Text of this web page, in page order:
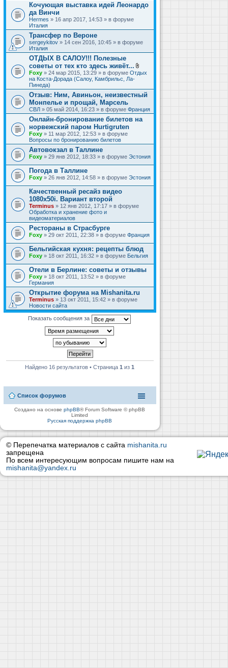
Кочующая выставка идей Леонардо
да Винчи
Hermes » 16 апр 2017, 14:53 » в форуме
Италия
Трансфер по Вероне
sergeykitov » 14 сен 2016, 10:45 » в форуме
Италия
ОТДЫХ В САЛОУ!!! Полезные
советы от тех кто здесь живёт...
В
л
ж
е
и
я
Foxy » 24 мар 2015, 13:29 » в форуме Отдых
на Коста-Дорада (Салоу, Камбрильс, Ла-
Пинеда)
Отзыв: Ним, Авиньон, неизвестный
Монпелье и прощай, Марсель
СВЛ » 05 май 2014, 16:23 » в форуме Франция
Онлайн-бронирование билетов на
норвежский паром Hurtigruten
Foxy » 11 мар 2012, 12:53 » в форуме
Вопросы по бронированию билетов
Автовокзал в Таллине
Foxy » 29 янв 2012, 18:33 » в форуме Эстония
Погода в Таллине
Foxy » 26 янв 2012, 14:58 » в форуме Эстония
Качественный ресайз видео
1080x50i. Вариант второй
Terminus » 12 янв 2012, 17:17 » в форуме
Обработка и хранение фото и
видеоматериалов
Рестораны в Страсбурге
Foxy » 29 окт 2011, 22:38 » в форуме Франция
Бельгийская кухня: рецепты блюд
Foxy » 18 окт 2011, 16:32 » в форуме Бельгия
Отели в Берлине: советы и отзывы
Foxy » 18 окт 2011, 13:52 » в форуме
Германия
Открытие форума на Mishanita.ru
Terminus » 13 окт 2011, 15:42 » в форуме
Новости сайта
Показать сообщения за
Найдено 16 результатов • Страница1 из1
Список форумов
Создано на основеphpBB® Forum Software © phpBB
Limited
Русская поддержка phpBB
© Перепечатка материалов с сайта mishanita.ru
запрещена
По всем интересующим вопросам пишите нам на
mishanita@yandex.ru